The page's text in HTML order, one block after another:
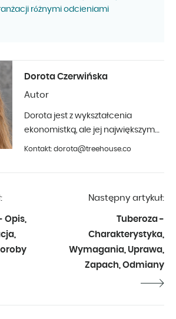
różnymi odcieniami
Dorota Czerwińska
Autor
Dorota jest z wykształcenia
ekonomistką, ale jej największym
hobby jest fotografia i aranżacja
od początku 2019 roku.
Kontakt: dorota@treehouse.co
Opis,
Następny artykuł:
Tuberoza -
Charakterystyka,
Wymagania, Uprawa,
Zapach, Odmiany